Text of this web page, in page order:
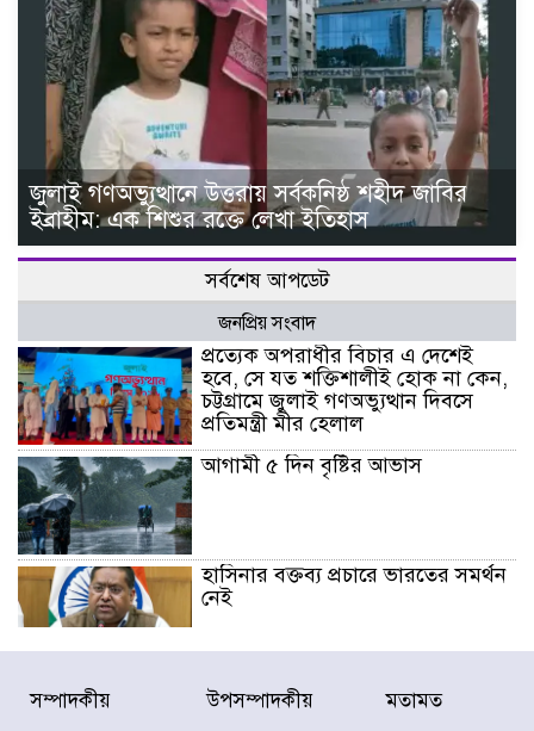
জুলাই গণঅভ্যুত্থানে উত্তরায় সর্বকনিষ্ঠ শহীদ জাবির
ইব্রাহীম: এক শিশুর রক্তে লেখা ইতিহাস
সর্বশেষ আপডেট
জনপ্রিয় সংবাদ
প্রত্যেক অপরাধীর বিচার এ দেশেই
হবে, সে যত শক্তিশালীই হোক না কেন,
চট্টগ্রামে জুলাই গণঅভ্যুত্থান দিবসে
প্রতিমন্ত্রী মীর হেলাল
আগামী ৫ দিন বৃষ্টির আভাস
হাসিনার বক্তব্য প্রচারে ভারতের সমর্থন
নেই
জুলাই গণঅভ্যুত্থানে আহত যোদ্ধা
মিতুর খোঁজ নিলেন প্রধানমন্ত্রী
সম্পাদকীয় উপসম্পাদকীয় মতামত